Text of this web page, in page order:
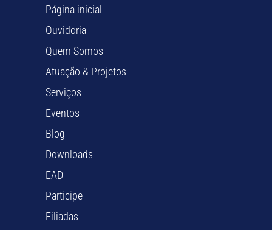
Página inicial
Ouvidoria
Quem Somos
Atuação & Projetos
Serviços
Eventos
Blog
Downloads
EAD
Participe
Filiadas